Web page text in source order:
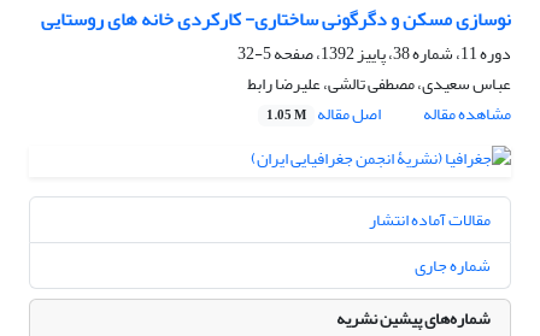
نوسازی مسکن و دگرگونی ساختاری- کارکردی خانه های روستایی
دوره 11، شماره 38، پاییز 1392، صفحه
5-32
عباس سعیدی، مصطفی تالشی، علیرضا رابط
مشاهده مقاله
اصل مقاله 1.05 M
مقالات آماده انتشار
شماره جاری
شماره‌های پیشین نشریه